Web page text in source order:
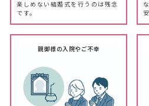
楽しめない結婚式を行うのは残念
です。
親御様の入院やご不幸